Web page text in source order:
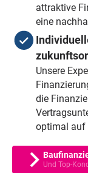
attraktive
eine
Unsere
die
optimal auf
Und Top-